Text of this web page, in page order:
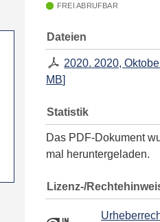
FREI ABRUFBAR
Dateien
2020. 2020,
MB]
Statistik
Das PDF-Dokument
mal heruntergeladen.
Lizenz-/